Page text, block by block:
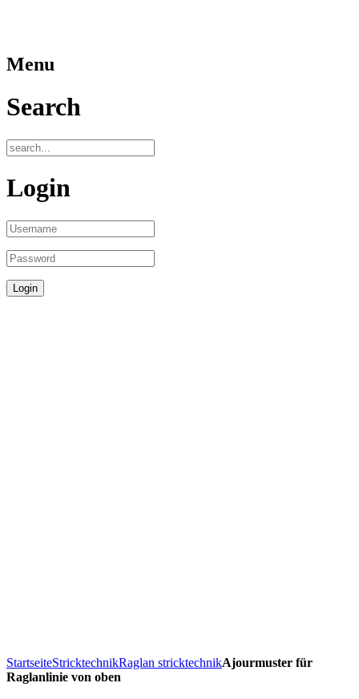
Menu
Search
Login
StartseiteStricktechnikRaglan stricktechnikAjourmuster für
Raglanlinie von oben